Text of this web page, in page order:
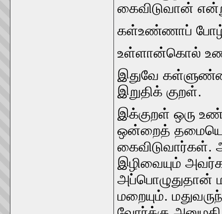
கைவிடுவான்‌
கள்உண்ணாப்‌
உள்ளான்‌கொல்‌
இதுவே
இறுதிக்‌ குறள்‌.
இக்குறள்‌ ஒரு
ஒன்றைத்‌
கைவிடுவார்கள்‌.
இழிவையும்‌
அப்‌பொழுதுதான்‌
மறையும்‌.